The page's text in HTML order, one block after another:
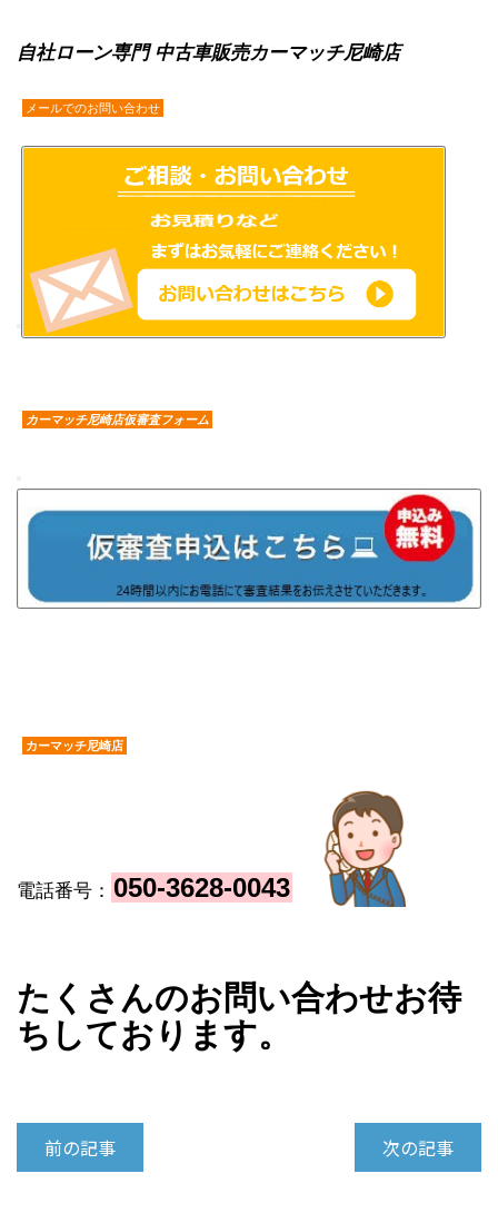
自社ローン専門 中古車販売カーマッチ尼崎店
メールでのお問い合わせ
カーマッチ尼崎店仮審査フォーム
カーマッチ尼崎店
電話番号： 050-3628-0043
たくさんのお問い合わせお待
ちしております。
前の記事 次の記事